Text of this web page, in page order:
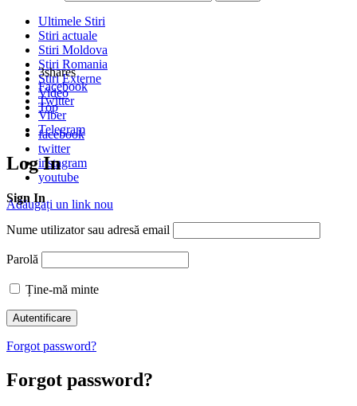
Ultimele Stiri
Stiri actuale
Stiri Moldova
Stiri Romania
Stiri Externe
Video
Top
facebook
twitter
instagram
youtube
Adăugați un link nou
3shares
Facebook
Twitter
Viber
Telegram
Log In
Sign In
Nume utilizator sau adresă email
Parolă
Ține-mă minte
Forgot password?
Forgot password?